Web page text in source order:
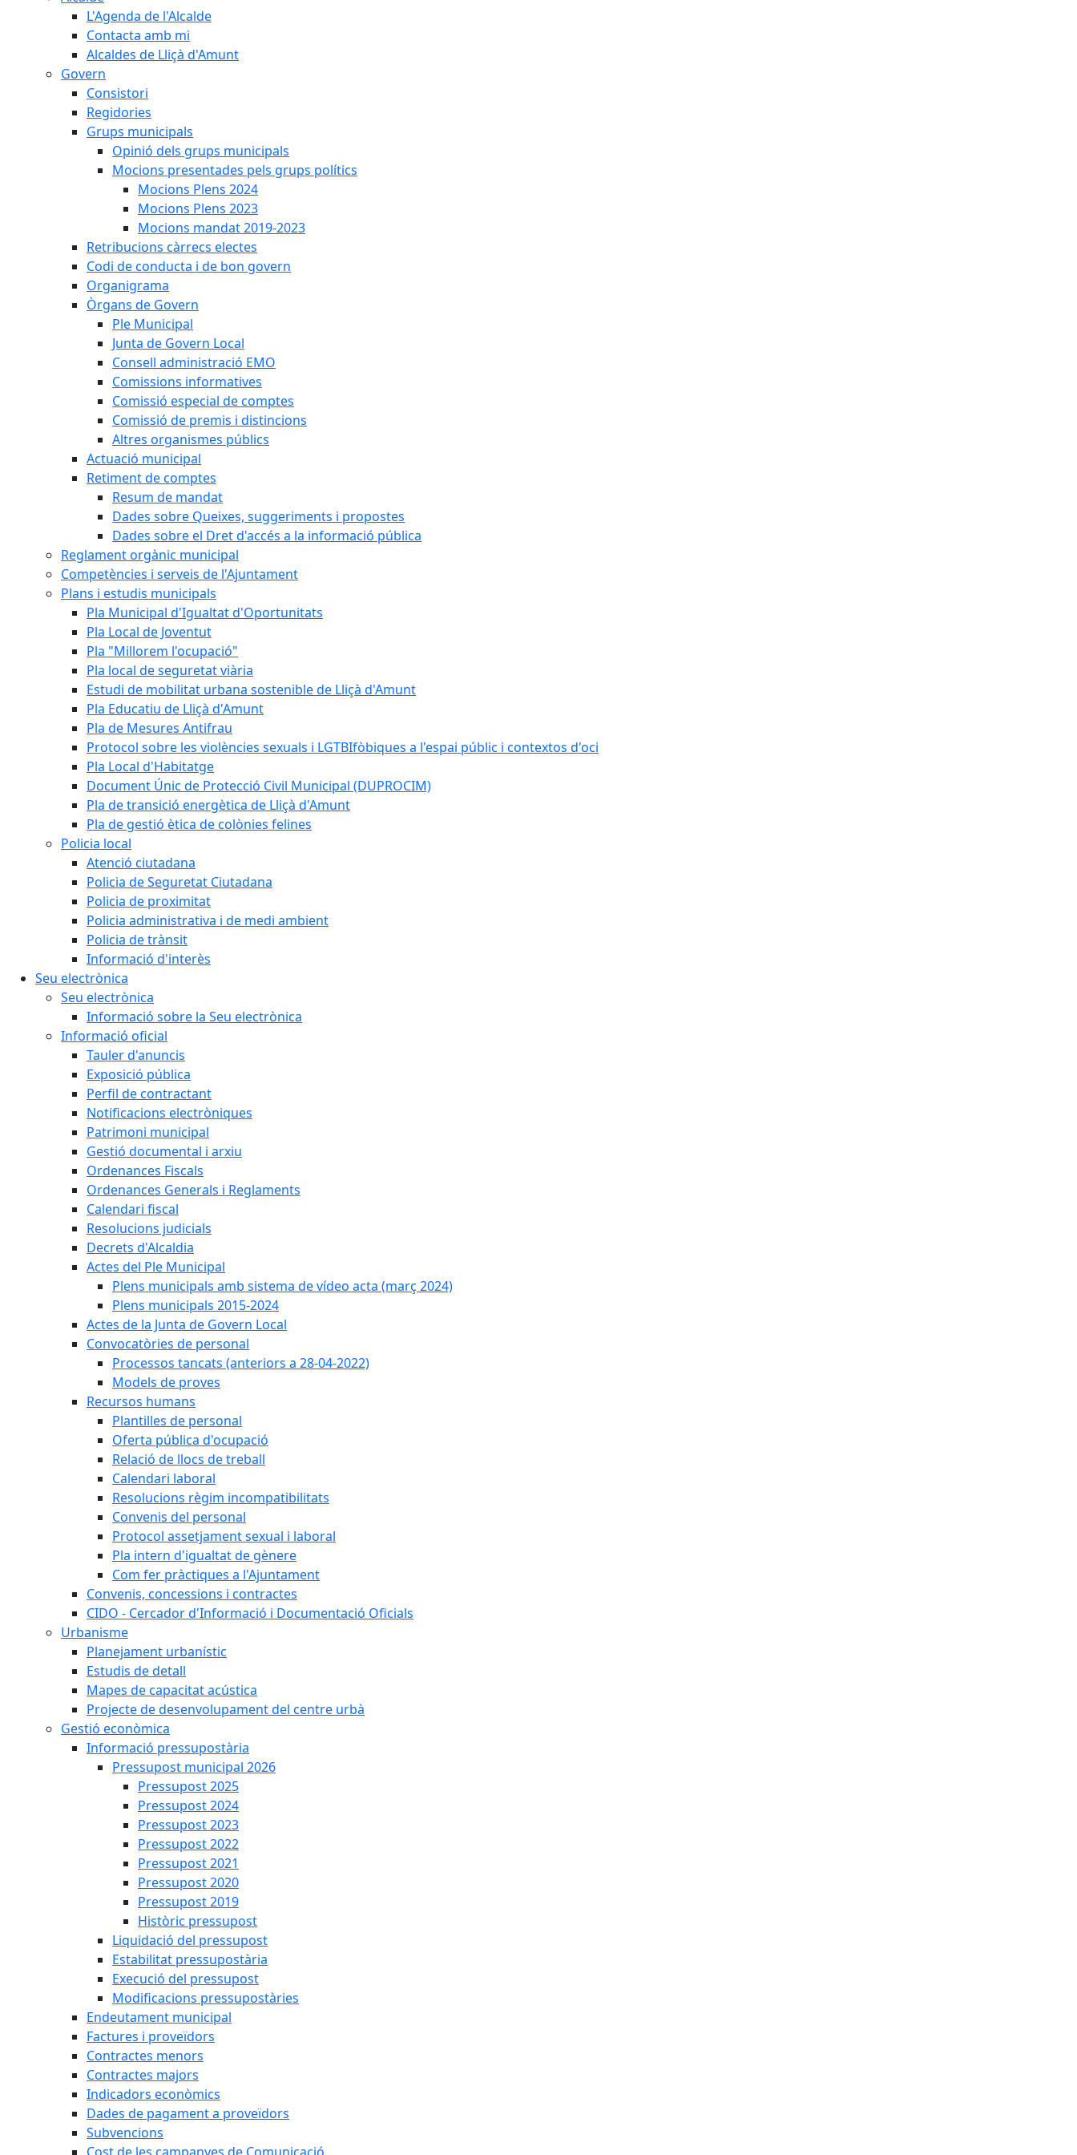
L'Agenda de l'Alcalde
Contacta amb mi
Alcaldes de Lliçà d'Amunt
Govern
Consistori
Regidories
Grups municipals
Opinió dels grups municipals
Mocions presentades pels grups polítics
Mocions Plens 2024
Mocions Plens 2023
Mocions mandat 2019-2023
Retribucions càrrecs electes
Codi de conducta i de bon govern
Organigrama
Òrgans de Govern
Ple Municipal
Junta de Govern Local
Consell administració EMO
Comissions informatives
Comissió especial de comptes
Comissió de premis i distincions
Altres organismes públics
Actuació municipal
Retiment de comptes
Resum de mandat
Dades sobre Queixes, suggeriments i propostes
Dades sobre el Dret d'accés a la informació pública
Reglament orgànic municipal
Competències i serveis de l'Ajuntament
Plans i estudis municipals
Pla Municipal d'Igualtat d'Oportunitats
Pla Local de Joventut
Pla "Millorem l'ocupació"
Pla local de seguretat viària
Estudi de mobilitat urbana sostenible de Lliçà d'Amunt
Pla Educatiu de Lliçà d'Amunt
Pla de Mesures Antifrau
Protocol sobre les violències sexuals i LGTBIfòbiques a l'espai públic i contextos d'oci
Pla Local d'Habitatge
Document Únic de Protecció Civil Municipal (DUPROCIM)
Pla de transició energètica de Lliçà d'Amunt
Pla de gestió ètica de colònies felines
Policia local
Atenció ciutadana
Policia de Seguretat Ciutadana
Policia de proximitat
Policia administrativa i de medi ambient
Policia de trànsit
Informació d'interès
Seu electrònica
Seu electrònica
Informació sobre la Seu electrònica
Informació oficial
Tauler d'anuncis
Exposició pública
Perfil de contractant
Notificacions electròniques
Patrimoni municipal
Gestió documental i arxiu
Ordenances Fiscals
Ordenances Generals i Reglaments
Calendari fiscal
Resolucions judicials
Decrets d'Alcaldia
Actes del Ple Municipal
Plens municipals amb sistema de vídeo acta (març 2024)
Plens municipals 2015-2024
Actes de la Junta de Govern Local
Convocatòries de personal
Processos tancats (anteriors a 28-04-2022)
Models de proves
Recursos humans
Plantilles de personal
Oferta pública d'ocupació
Relació de llocs de treball
Calendari laboral
Resolucions règim incompatibilitats
Convenis del personal
Protocol assetjament sexual i laboral
Pla intern d'igualtat de gènere
Com fer pràctiques a l'Ajuntament
Convenis, concessions i contractes
CIDO - Cercador d'Informació i Documentació Oficials
Urbanisme
Planejament urbanístic
Estudis de detall
Mapes de capacitat acústica
Projecte de desenvolupament del centre urbà
Gestió econòmica
Informació pressupostària
Pressupost municipal 2026
Pressupost 2025
Pressupost 2024
Pressupost 2023
Pressupost 2022
Pressupost 2021
Pressupost 2020
Pressupost 2019
Històric pressupost
Liquidació del pressupost
Estabilitat pressupostària
Execució del pressupost
Modificacions pressupostàries
Endeutament municipal
Factures i proveïdors
Contractes menors
Contractes majors
Indicadors econòmics
Dades de pagament a proveïdors
Subvencions